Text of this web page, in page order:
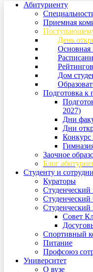
Абитуриенту
Приемная
День
Основная
Дом
Подготовка к
2027)
Дни
Дни
Конкурс
Заочное
Блог
Студенту и
Кураторы
Студенческий
Студенческий
Совет
Спортивный
Питание
Профсоюз
Университет
О вузе